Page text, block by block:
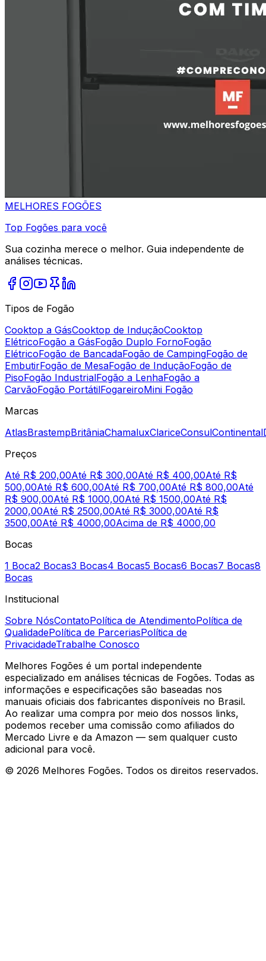
MELHORES FOGÕES
Top Fogões para você
Sua cozinha merece o melhor. Guia independente de
análises técnicas.
Tipos de Fogão
Cooktop a GásCooktop de InduçãoCooktop
ElétricoFogão a GásFogão Duplo FornoFogão
ElétricoFogão de BancadaFogão de CampingFogão de
EmbutirFogão de MesaFogão de InduçãoFogão de
PisoFogão IndustrialFogão a LenhaFogão a
CarvãoFogão PortátilFogareiroMini Fogão
Marcas
AtlasBrastempBritâniaChamaluxClariceConsulContinental
Preços
Até R$ 200,00Até R$ 300,00Até R$ 400,00Até R$
500,00Até R$ 600,00Até R$ 700,00Até R$ 800,00Até
R$ 900,00Até R$ 1000,00Até R$ 1500,00Até R$
2000,00Até R$ 2500,00Até R$ 3000,00Até R$
3500,00Até R$ 4000,00Acima de R$ 4000,00
Bocas
1 Boca2 Bocas3 Bocas4 Bocas5 Bocas6 Bocas7 Bocas8
Bocas
Institucional
Sobre NósContatoPolítica de AtendimentoPolítica de
QualidadePolítica de ParceriasPolítica de
PrivacidadeTrabalhe Conosco
Melhores Fogões é um portal independente
especializado em análises técnicas de Fogões. Todas as
informações e especificações são baseadas nos
manuais oficiais dos fabricantes disponíveis no Brasil.
Ao realizar uma compra por meio dos nossos links,
podemos receber uma comissão como afiliados do
Mercado Livre e da Amazon — sem qualquer custo
adicional para você.
© 2026 Melhores Fogões. Todos os direitos reservados.